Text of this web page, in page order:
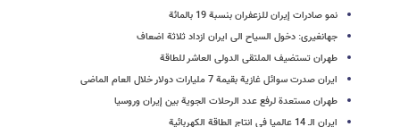
نمو صادرات إیران للزعفران بنسبة 19 بالمائة
جهانغیری: دخول السیاح الی ایران ازداد ثلاثة اضعاف
طهران تستضیف الملتقی الدولی العاشر للطاقة
ایران صدرت سوائل غازیة بقیمة 7 ملیارات دولار خلال العام الماضی
طهران مستعدة لرفع عدد الرحلات الجویة بین إیران وروسیا
ایران الـ 14 عالمیا فی انتاج الطاقة الکهربائیة